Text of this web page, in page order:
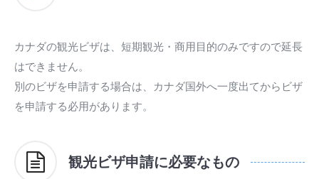
カナダの観光ビザは、短期観光・商用目的のみですので延長
はできません。
別のビザを申請する場合は、カナダ国外へ一度出てからビザ
を申請する必用があります。
観光ビザ申請に必要なもの